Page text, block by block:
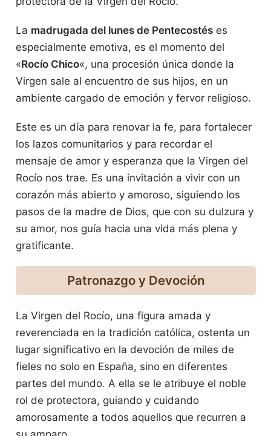
La madrugada del lunes de Pentecostéses
especialmente emotiva, es el momento del
«Rocío Chico«, una procesión única donde la
Virgen sale al encuentro de sus hijos, en un
ambiente cargado de emoción y fervor religioso.
Este es un día para renovar la fe, para fortalecer
los lazos comunitarios y para recordar el
mensaje de amor y esperanza que la Virgen del
Rocío nos trae. Es una invitación a vivir con un
corazón más abierto y amoroso, siguiendo los
pasos de la madre de Dios, que con su dulzura y
su amor, nos guía hacia una vida más plena y
gratificante.
Patronazgo y Devoción
La Virgen del Rocío, una figura amada y
reverenciada en la tradición católica, ostenta un
lugar significativo en la devoción de miles de
fieles no solo en España, sino en diferentes
partes del mundo. A ella se le atribuye el noble
rol de protectora, guiando y cuidando
amorosamente a todos aquellos que recurren a